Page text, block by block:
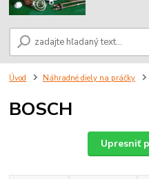
Úvod Náhradné diely na práčky
BOSCH
Upresniť